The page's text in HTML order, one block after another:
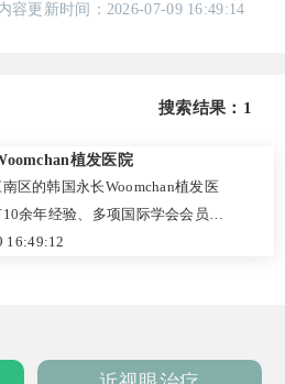
容更新时间：2026-07-09 16:49:14
搜索结果：1
植发医院
区的韩国永长Woomchan植发医
10余年经验、多项国际学会会员身
长领衔，专注毛发移植。医院凭
发每毛囊单位16元起，女性发际
16:49:12